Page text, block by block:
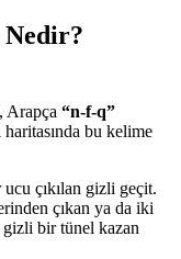
Nedir?
Arapça “n-f-q”
bu kelime
çıkılan gizli geçit.
çıkan ya da iki
gizli bir tünel kazan